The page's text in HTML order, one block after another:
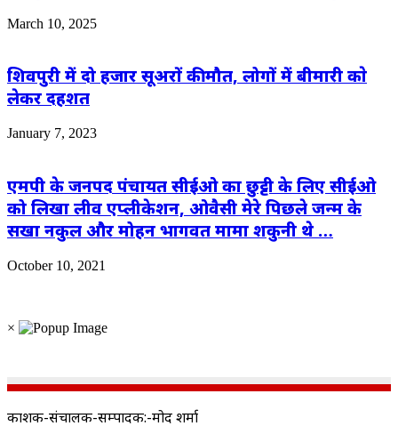
March 10, 2025
शिवपुरी में दो हजार सूअरों की मौत, लोगों में बीमारी काे
लेकर दहशत
January 7, 2023
एमपी के जनपद पंचायत सीईओ का छुट्टी के लिए सीईओ
को लिखा लीव एप्लीकेशन, ओवैसी मेरे पिछले जन्म के
सखा नकुल और मोहन भागवत मामा शकुनी थे …
October 10, 2021
×
प्रकाशक-संचालक-सम्पादक:-प्रमोद शर्मा